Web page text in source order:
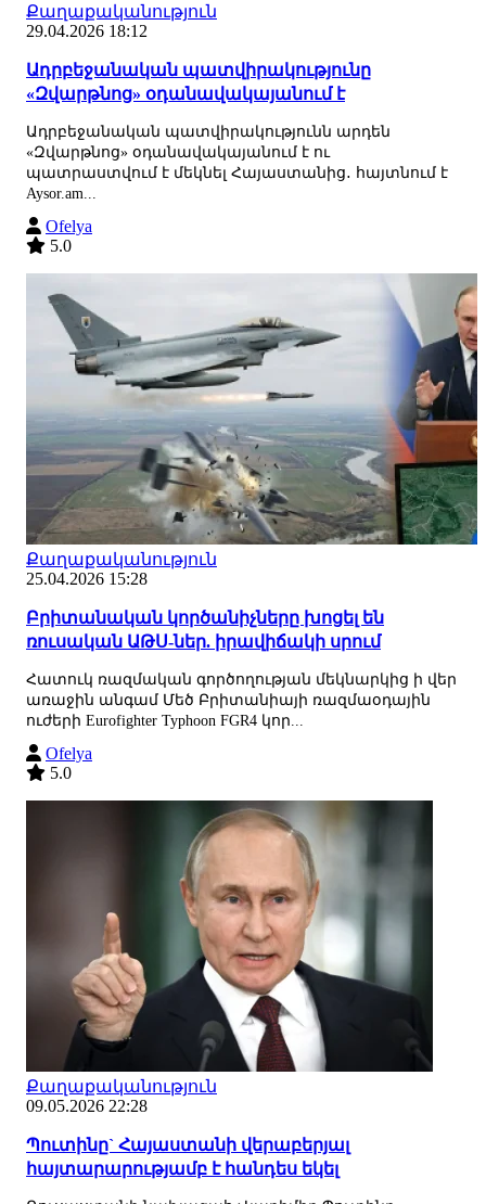
Քաղաքականություն
29.04.2026 18:12
Ադրբեջանական պատվիրակությունը
«Զվարթնոց» օդանավակայանում է
Ադրբեջանական պատվիրակությունն արդեն
«Զվարթնոց» օդանավակայանում է ու
պատրաստվում է մեկնել Հայաստանից․ հայտնում է
Aysor.am...
Ofelya
5.0
Քաղաքականություն
25.04.2026 15:28
Բրիտանական կործանիչները խոցել են
ռուսական ԱԹՍ-ներ. իրավիճակի սրում
Հատուկ ռազմական գործողության մեկնարկից ի վեր
առաջին անգամ Մեծ Բրիտանիայի ռազմաօդային
ուժերի Eurofighter Typhoon FGR4 կոր...
Ofelya
5.0
Քաղաքականություն
09.05.2026 22:28
Պուտինը` Հայաստանի վերաբերյալ
հայտարարությամբ է հանդես եկել